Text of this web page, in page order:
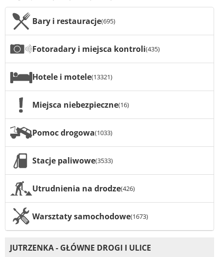
Bary i restauracje(695)
Fotoradary i miejsca kontroli(435)
Hotele i motele(13321)
Miejsca niebezpieczne(16)
Pomoc drogowa(1033)
Stacje paliwowe(3533)
Utrudnienia na drodze(426)
Warsztaty samochodowe(1673)
JUTRZENKA - GŁÓWNE DROGI I ULICE